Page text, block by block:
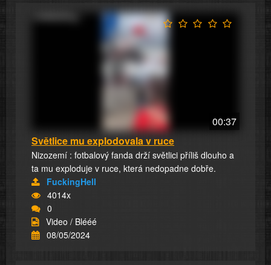
00:37
Světlice mu explodovala v ruce
Nizozemí : fotbalový fanda drží světlici příliš dlouho a
ta mu exploduje v ruce, která nedopadne dobře.
FuckingHell
4014x
0
Video / Blééé
08/05/2024